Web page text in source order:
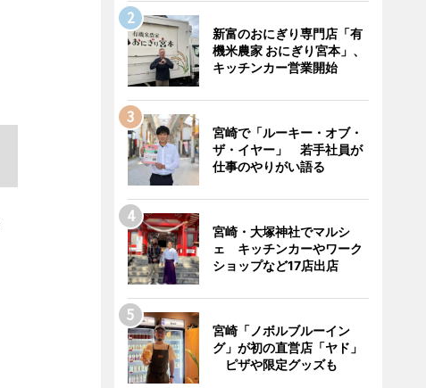
新富のおにぎり専門店「有
機米農家 おにぎり宮本」、
キッチンカー営業開始
宮崎で「ルーキー・オブ・
ザ・イヤー」 若手社員が
仕事のやりがい語る
宮崎・大塚神社でマルシ
ェ キッチンカーやワーク
ショップなど17店出店
宮崎「ノボルブルーイン
グ」が初の直営店「ヤド」
ピザや限定グッズも